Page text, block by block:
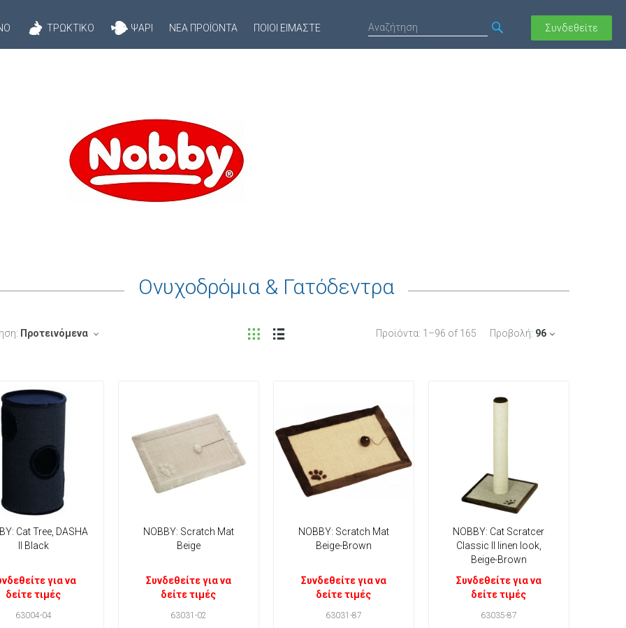
ΤΡΩΚΤΙΚΌ ΨΆΡΙ ΝΈΑ ΠΡΟΪΌΝΤΑ ΠΟΙΟΊ ΕΊΜΑΣΤΕ Συνδεθείτε
Ονυχοδρόμια & Γατόδεντρα
Προϊόντα: 1 –96 of 165 Προβολή: 96
Προτεινόμενα
Cat Tree, DASHA
II Black
για να
δείτε τιμές
63004-04
NOBBY: Scratch Mat
Beige
Συνδεθείτε για να
δείτε τιμές
63031-02
NOBBY: Scratch Mat
Beige-Brown
Συνδεθείτε για να
δείτε τιμές
63031-87
NOBBY: Cat Scratcer
Classic II linen look,
Beige-Brown
Συνδεθείτε για να
δείτε τιμές
63035-87